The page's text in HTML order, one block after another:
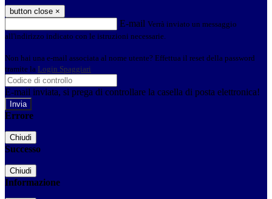
button close ×
E-mail Verrà inviato un messaggio
all'indirizzo indicato con le istruzioni necessarie.
Non hai una e-mail associata al nome utente? Effettua il reset della password
tramite la Login Spaggiari
E-mail inviata, si prega di controllare la casella di posta elettronica!
Errore
Chiudi
Successo
Chiudi
Informazione